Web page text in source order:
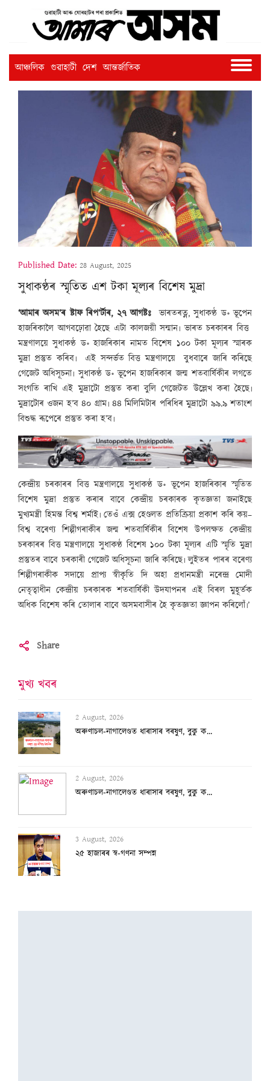
আঞ্চলিক গুৱাহাটী দেশ আন্তৰ্জাতিক
Published Date: 28 August, 2025
সুধাকণ্ঠৰ স্মৃতিত এশ টকা মূল্যৰ বিশেষ মুদ্ৰা
‘আমাৰ অসম’ৰ ষ্টাফ ৰিপ’ৰ্টাৰ, ২৭ আগষ্টঃ ভাৰতৰত্ন, সুধাকণ্ঠ ড॰ ভূপেন
হাজৰিকালৈ আগবঢ়োৱা হৈছে এটা কালজয়ী সন্মান৷ ভাৰত চৰকাৰৰ বিত্ত
মন্ত্ৰণালয়ে সুধাকণ্ঠ ড॰ হাজৰিকাৰ নামত বিশেষ ১০০ টকা মূল্যৰ স্মাৰক
মুদ্ৰা প্ৰস্তুত কৰিব৷ এই সন্দৰ্ভত বিত্ত মন্ত্ৰণালয়ে বুধবাৰে জাৰি কৰিছে
গেজেট অধিসূচনা৷ সুধাকণ্ঠ ড॰ ভূপেন হাজৰিকাৰ জন্ম শতবাৰ্ষিকীৰ লগতে
সংগতি ৰাখি এই মুদ্ৰাটো প্ৰস্তুত কৰা বুলি গেজেটত উল্লেখ কৰা হৈছে৷
মুদ্ৰাটোৰ ওজন হ’ব ৪০ গ্ৰাম৷ ৪৪ মিলিমিটাৰ পৰিধিৰ মুদ্ৰাটো ৯৯.৯ শতাংশ
বিশুদ্ধ ৰূপেৰে প্ৰস্তুত কৰা হ’ব৷
কেন্দ্ৰীয় চৰকাৰৰ বিত্ত মন্ত্ৰণালয়ে সুধাকণ্ঠ ড॰ ভূপেন হাজৰিকাৰ স্মৃতিত
বিশেষ মুদ্ৰা প্ৰস্তুত কৰাৰ বাবে কেন্দ্ৰীয় চৰকাৰক কৃতজ্ঞতা জনাইছে
মুখ্যমন্ত্ৰী হিমন্ত বিশ্ব শৰ্মাই৷ তেওঁ এক্স হেণ্ডলত প্ৰতিক্ৰিয়া প্ৰকাশ কৰি কয়–
বিশ্ব বৰেণ্য শিল্পীগৰাকীৰ জন্ম শতবাৰ্ষিকীৰ বিশেষ উপলক্ষত কেন্দ্ৰীয়
চৰকাৰৰ বিত্ত মন্ত্ৰণালয়ে সুধাকণ্ঠ বিশেষ ১০০ টকা মূল্যৰ এটি স্মৃতি মুদ্ৰা
প্ৰস্তুতৰ বাবে চৰকাৰী গেজেট অধিসূচনা জাৰি কৰিছে৷ লুইতৰ পাৰৰ বৰেণ্য
শিল্পীগৰাকীক সদায়ে প্ৰাপ্য স্বীকৃতি দি অহা প্ৰধানমন্ত্ৰী নৰেন্দ্ৰ মোদী
নেতৃত্বাধীন কেন্দ্ৰীয় চৰকাৰক শতবাৰ্ষিকী উদযাপনৰ এই বিৰল মুহূৰ্তক
অধিক বিশেষ কৰি তোলাৰ বাবে অসমবাসীৰ হৈ কৃতজ্ঞতা জ্ঞাপন কৰিলোঁ৷’
Share
মুখ্য খবৰ
2 August, 2026
অৰুণাচল-নাগালেণ্ডত ধাৰাসাৰ বৰষুণ, বুকু ক...
3 August, 2026
২৫ হাজাৰৰ স্ব-গণনা সম্পন্ন
3 August, 2026
অসমৰ বানক ৰাষ্ট্ৰীয় সমস্যা ঘোষণাৰ দাবীত...
বানাক্ৰান্তক ১০ লাখ টকাকৈ নিদিলে মুখ্যমন...